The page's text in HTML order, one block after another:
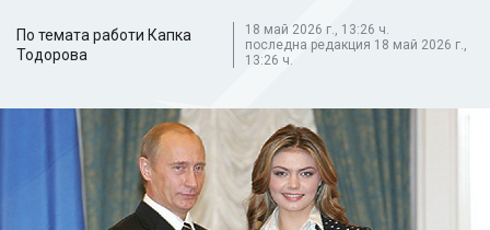
По темата работи Капка
Тодорова
18 май 2026 г., 13:26 ч.
последна редакция 18 май 2026 г.,
13:26 ч.